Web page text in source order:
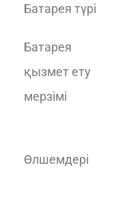
Батарея түрі
Батарея
қызмет ету
мерзімі
Өлшемдері